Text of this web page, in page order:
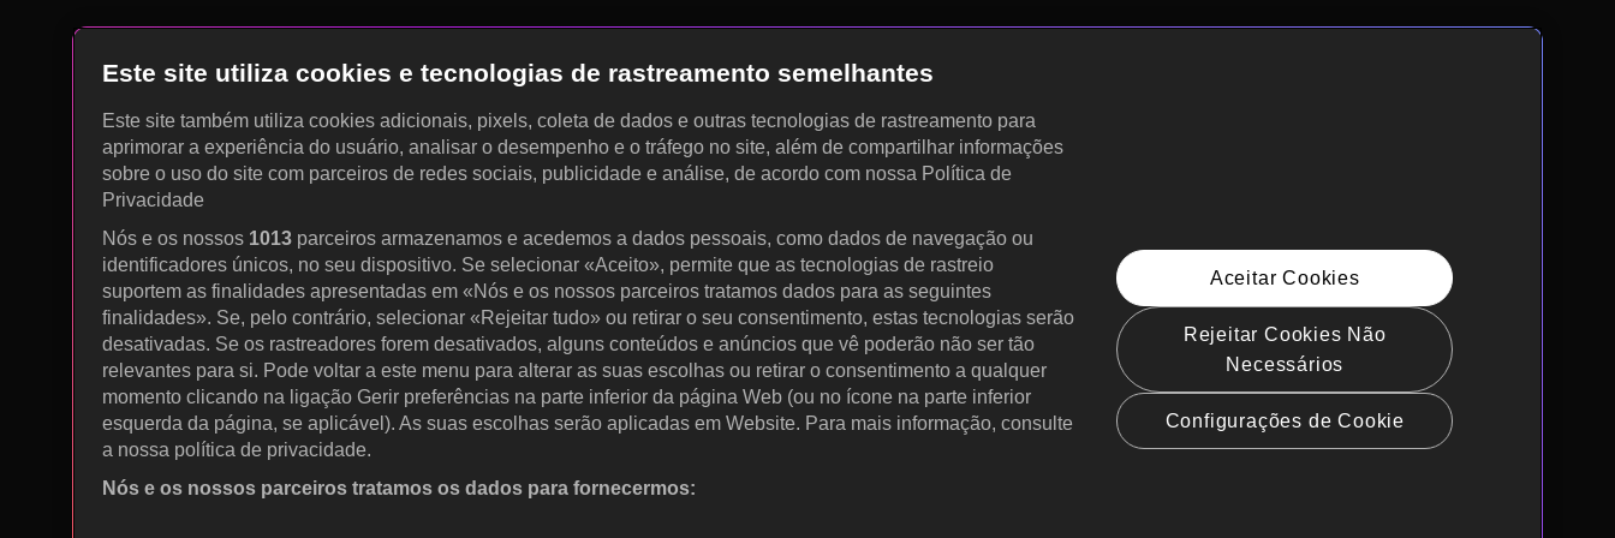
Este site utiliza cookies e tecnologias de rastreamento semelhantes
Este site também utiliza cookies adicionais, pixels, coleta de dados e outras tecnologias de rastreamento para
aprimorar a experiência do usuário, analisar o desempenho e o tráfego no site, além de compartilhar informações
sobre o uso do site com parceiros de redes sociais, publicidade e análise, de acordo com nossa Política de
Privacidade
Nós e os nossos 1013 parceiros armazenamos e acedemos a dados pessoais, como dados de navegação ou
identificadores únicos, no seu dispositivo. Se selecionar «Aceito», permite que as tecnologias de rastreio
suportem as finalidades apresentadas em «Nós e os nossos parceiros tratamos dados para as seguintes
finalidades». Se, pelo contrário, selecionar «Rejeitar tudo» ou retirar o seu consentimento, estas tecnologias serão
desativadas. Se os rastreadores forem desativados, alguns conteúdos e anúncios que vê poderão não ser tão
relevantes para si. Pode voltar a este menu para alterar as suas escolhas ou retirar o consentimento a qualquer
momento clicando na ligação Gerir preferências na parte inferior da página Web (ou no ícone na parte inferior
esquerda da página, se aplicável). As suas escolhas serão aplicadas em Website. Para mais informação, consulte
a nossa política de privacidade.
Nós e os nossos parceiros tratamos os dados para fornecermos:
Aceitar Cookies
Rejeitar Cookies Não
Necessários
Configurações de Cookie